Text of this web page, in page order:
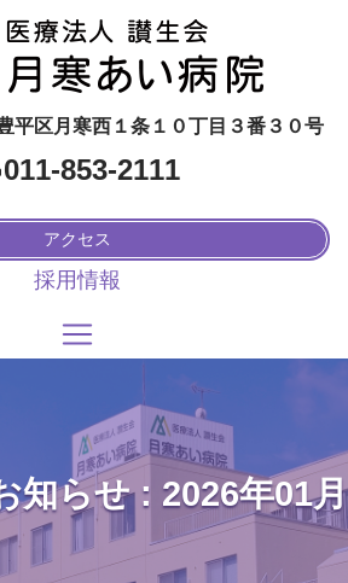
平区月寒西１条１０丁目３番３０号
011-853-2111
アクセス
採用情報
知らせ : 2026年01月